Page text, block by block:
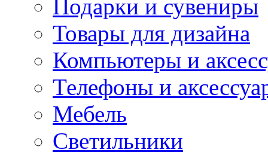
Подарки и сувениры
Товары для дизайна
Компьютеры и
Телефоны и
Мебель
Светильники